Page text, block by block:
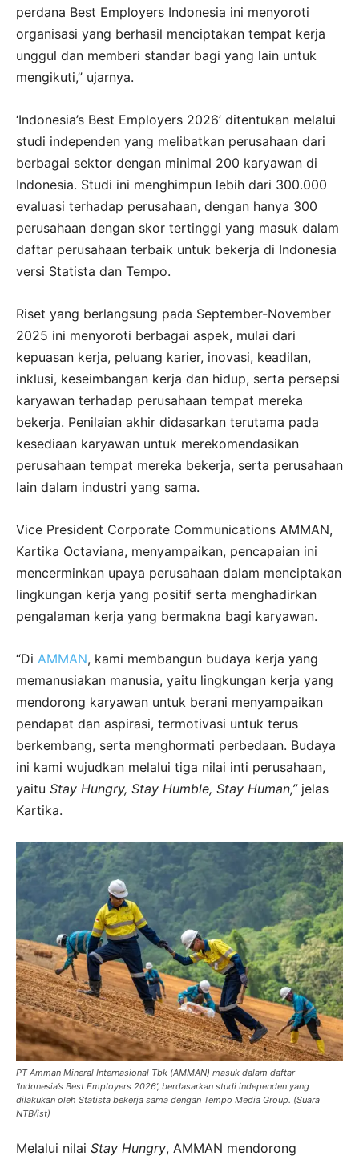
perdana Best Employers Indonesia ini menyoroti
organisasi yang berhasil menciptakan tempat kerja
unggul dan memberi standar bagi yang lain untuk
mengikuti,” ujarnya.
‘Indonesia’s Best Employers 2026’ ditentukan melalui
studi independen yang melibatkan perusahaan dari
berbagai sektor dengan minimal 200 karyawan di
Indonesia. Studi ini menghimpun lebih dari 300.000
evaluasi terhadap perusahaan, dengan hanya 300
perusahaan dengan skor tertinggi yang masuk dalam
daftar perusahaan terbaik untuk bekerja di Indonesia
versi Statista dan Tempo.
Riset yang berlangsung pada September-November
2025 ini menyoroti berbagai aspek, mulai dari
kepuasan kerja, peluang karier, inovasi, keadilan,
inklusi, keseimbangan kerja dan hidup, serta persepsi
karyawan terhadap perusahaan tempat mereka
bekerja. Penilaian akhir didasarkan terutama pada
kesediaan karyawan untuk merekomendasikan
perusahaan tempat mereka bekerja, serta perusahaan
lain dalam industri yang sama.
Vice President Corporate Communications AMMAN,
Kartika Octaviana, menyampaikan, pencapaian ini
mencerminkan upaya perusahaan dalam menciptakan
lingkungan kerja yang positif serta menghadirkan
pengalaman kerja yang bermakna bagi karyawan.
“Di AMMAN, kami membangun budaya kerja yang
memanusiakan manusia, yaitu lingkungan kerja yang
mendorong karyawan untuk berani menyampaikan
pendapat dan aspirasi, termotivasi untuk terus
berkembang, serta menghormati perbedaan. Budaya
ini kami wujudkan melalui tiga nilai inti perusahaan,
yaitu Stay Hungry, Stay Humble, Stay Human,”jelas
Kartika.
PT Amman Mineral Internasional Tbk (AMMAN) masuk dalam daftar
‘Indonesia’s Best Employers 2026’, berdasarkan studi independen yang
dilakukan oleh Statista bekerja sama dengan Tempo Media Group. (Suara
NTB/ist)
Melalui nilai Stay Hungry, AMMAN mendorong